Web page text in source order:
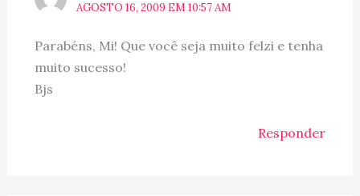
AGOSTO 16, 2009 EM 10:57 AM
Parabéns, Mi! Que você seja muito felzi e tenha
muito sucesso!
Bjs
Responder